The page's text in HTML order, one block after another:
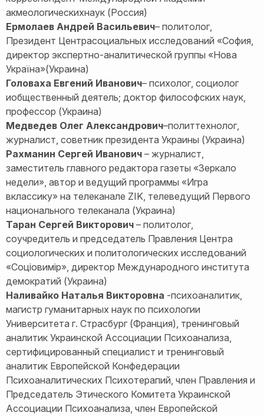
акмеологическихнаук (Россия)
Ермолаев Андрей Васильевич– политолог,
Президент Центрасоциальных исследований «София,
директор экспертно-аналитической группы «Нова
Україна»(Украина)
Головаха Евгений Иванович– психолог, социолог
иобщественный деятель; доктор философских наук,
профессор (Украина)
Медведев Олег Александрович–политтехнолог,
журналист, советник президента Украины (Украина)
Рахманин Сергей Иванович – журналист,
заместитель главного редактора газеты «Зеркало
недели», автор и ведущий программы «Игра
вклассику» на телеканале ZIK, телеведущий Первого
национального телеканала (Украина)
Таран Сергей Викторович – политолог,
соучредитель и председатель Правления Центра
социологических и политологических исследований
«Соціовимір», директор Международного института
демократий (Украина)
Наливайко Наталья Викторовна -психоаналитик,
магистр гуманитарных наук по психологии
Университета г. Страсбург (Франция), тренинговый
аналитик Украинской Ассоциации Психоанализа,
сертифицированный специалист и тренинговый
аналитик Европейской Конфедерации
Психоаналитических Психотерапий, член Правления и
Председатель Этического Комитета Украинской
Ассоциации Психоанализа, член Европейской